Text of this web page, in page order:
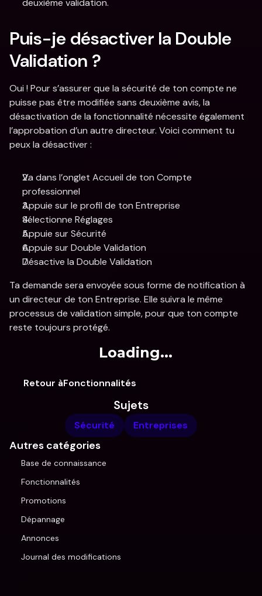
deuxième validation.
Puis-je désactiver la Double
Validation ?
Oui ! Pour s’assurer que la sécurité de ton compte ne
puisse pas être modifiée sans deuxième avis, la
désactivation de la fonctionnalité nécessite également
l’approbation d’un autre directeur. Voici comment tu
peux la désactiver :
Va dans l’onglet Accueil de ton Compte
professionnel
Appuie sur le profil de ton Entreprise
Sélectionne Réglages
Appuie sur Sécurité
Appuie sur Double Validation
Désactive la Double Validation
Ta demande sera envoyée sous forme de notification à
un directeur de ton Entreprise. Elle suivra le même
processus de validation simple, pour que ton compte
reste toujours protégé.
Loading...
Retour àFonctionnalités
Sujets
Sécurité Entreprises
Autres catégories
Base de connaissance
Fonctionnalités
Promotions
Dépannage
Annonces
Journal des modifications